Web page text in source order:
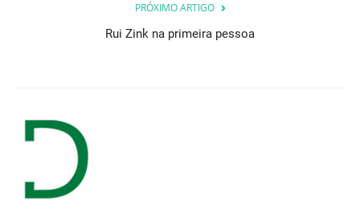
PRÓXIMO ARTIGO
Rui Zink na primeira pessoa